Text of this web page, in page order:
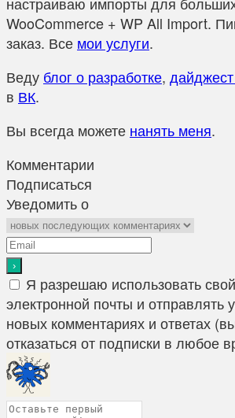
WooCommerce + WP All Import.
заказ. Все мои услуги.
Веду блог о разработке,
в ВК.
Вы всегда можете нанять меня.
Комментарии
Подписаться
Уведомить о
Я разрешаю использовать
электронной почты и отправлять
новых комментариях и ответах
отказаться от подписки в любое